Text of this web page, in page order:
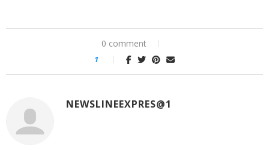
0 comment
1
NEWSLINEEXPRES@1